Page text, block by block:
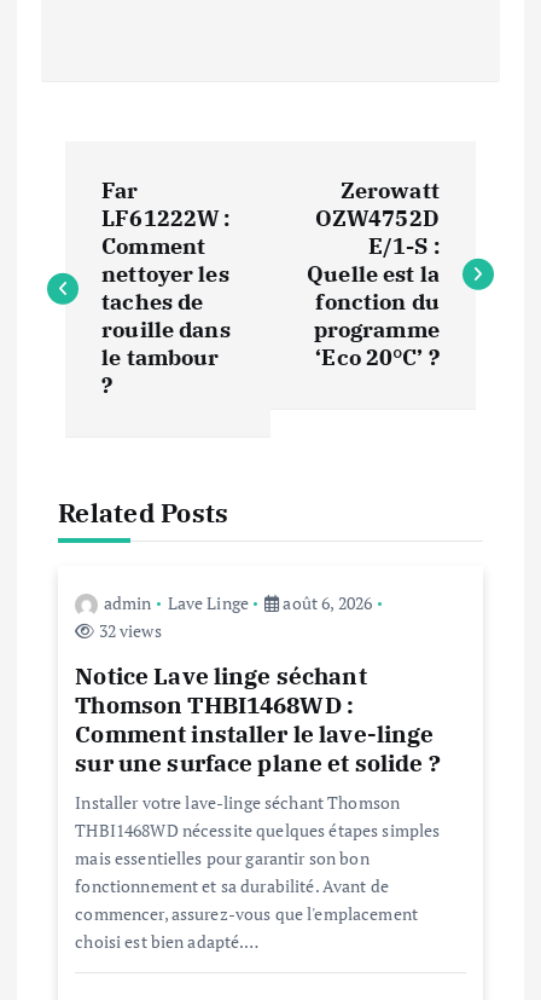
v
t
Far
LF61222W :
Comment
nettoyer les
taches de
rouille dans
le tambour
?
Zerowatt
OZW4752D
E/1-S :
Quelle est la
fonction du
programme
‘Eco 20°C’ ?
Related Posts
admin Lave Linge
août 6, 2026
32 views
Notice Lave linge séchant
Thomson THBI1468WD :
Comment installer le lave-linge
sur une surface plane et solide ?
Installer votre lave-linge séchant Thomson
THBI1468WD nécessite quelques étapes simples
mais essentielles pour garantir son bon
fonctionnement et sa durabilité. Avant de
commencer, assurez-vous que l'emplacement
choisi est bien adapté.…